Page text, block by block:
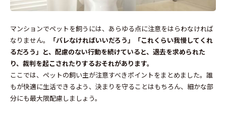
マンションでペットを飼うには、あらゆる点に注意をはらわなければ
なりません。
「バレなければいいだろう」「これくらい我慢してくれ
るだろう」と、配慮のない行動を続けていると、退去を求められた
り、裁判を起こされたりするおそれがあります。
ここでは、ペットの飼い主が注意すべきポイントをまとめました。誰
もが快適に生活できるよう、決まりを守ることはもちろん、細かな部
分にも最大限配慮しましょう。